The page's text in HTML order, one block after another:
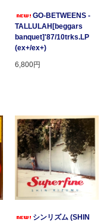
GO-BETWEENS -
TALLULAH[beggars
banquet]'87/10trks.LP
(ex+/ex+)
6,800円
シンリズム (SHIN